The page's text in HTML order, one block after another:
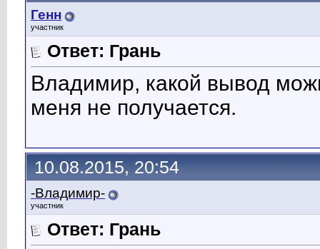
Генн
участник
Ответ: Грань
Владимир, какой вывод
меня не получается.
10.08.2015, 20:54
-Владимир-
участник
Ответ: Грань